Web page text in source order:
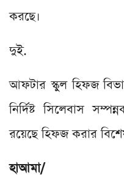
করছে।
দুই.
আফটার স্কুল হিফজ
নির্দিষ্ট সিলেবাস
রয়েছে হিফজ করার
হাআমা/